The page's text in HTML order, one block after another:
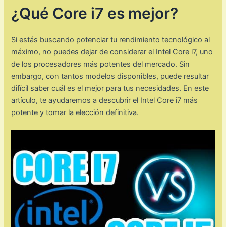
¿Qué Core i7 es mejor?
Si estás buscando potenciar tu rendimiento tecnológico al
máximo, no puedes dejar de considerar el Intel Core i7, uno
de los procesadores más potentes del mercado. Sin
embargo, con tantos modelos disponibles, puede resultar
difícil saber cuál es el mejor para tus necesidades. En este
artículo, te ayudaremos a descubrir el Intel Core i7 más
potente y tomar la elección definitiva.